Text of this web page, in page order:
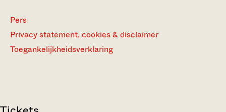
Pers
Privacy statement, cookies & disclaimer
Toegankelijkheidsverklaring